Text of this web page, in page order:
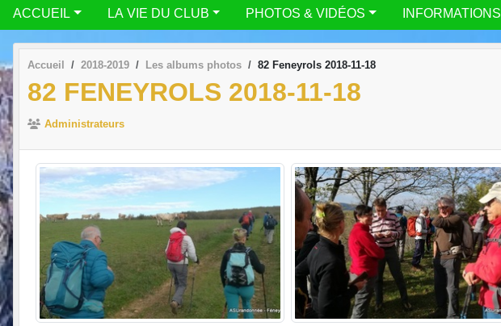
ACCUEIL LA VIE DU CLUB PHOTOS & VIDÉOS INFORMATIONS
Accueil 2018-2019 Les albums photos 82 Feneyrols 2018-11-18
82 FENEYROLS 2018-11-18
Administrateurs